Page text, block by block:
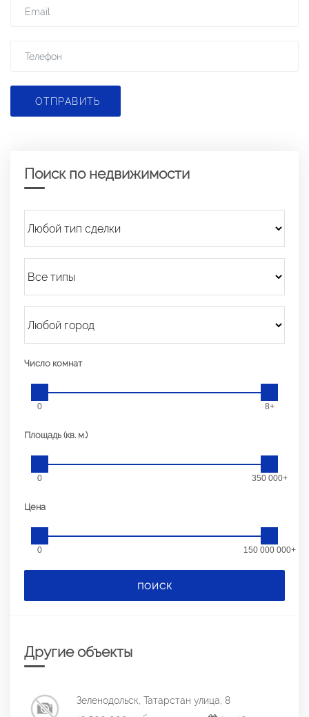
ОТПРАВИТЬ
Поиск по недвижимости
Число комнат
0 8+
Площадь (кв. м.)
0 350 000+
Цена
0 150 000 000+
ПОИСК
Другие объекты
Зеленодольск, Татарстан улица, 8